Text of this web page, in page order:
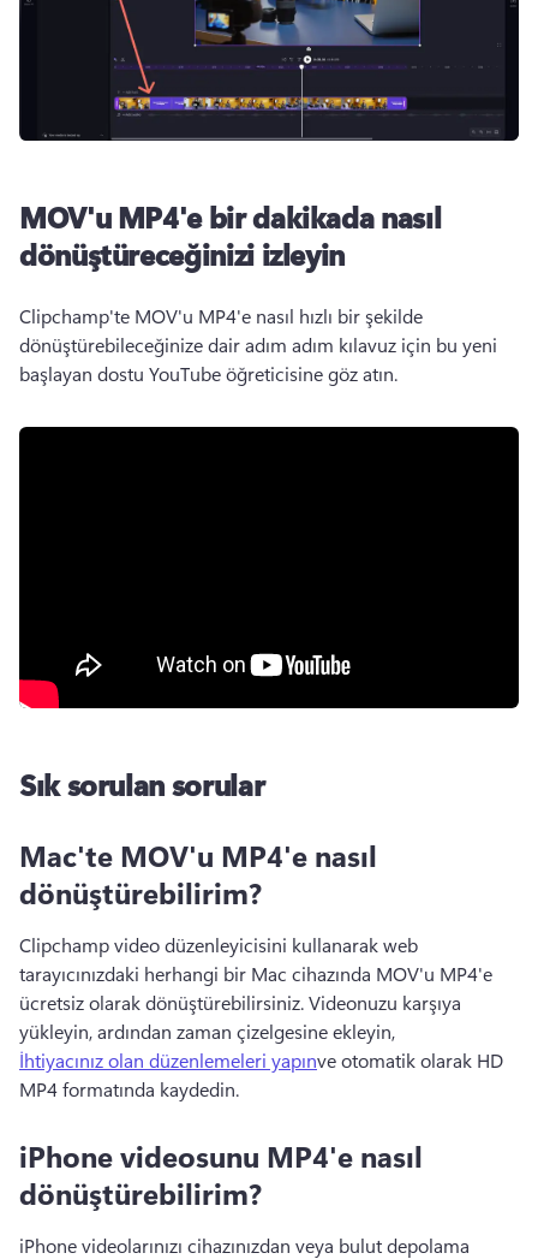
MOV'u MP4'e bir dakikada nasıl
dönüştüreceğinizi izleyin
Clipchamp'te MOV'u MP4'e nasıl hızlı bir şekilde
dönüştürebileceğinize dair adım adım kılavuz için bu yeni
başlayan dostu YouTube öğreticisine göz atın.
Sık sorulan sorular
Mac'te MOV'u MP4'e nasıl
dönüştürebilirim?
Clipchamp video düzenleyicisini kullanarak web
tarayıcınızdaki herhangi bir Mac cihazında MOV'u MP4'e
ücretsiz olarak dönüştürebilirsiniz. Videonuzu karşıya
yükleyin, ardından zaman çizelgesine ekleyin,
İhtiyacınız olan düzenlemeleri yapınve otomatik olarak HD
MP4 formatında kaydedin.
iPhone videosunu MP4'e nasıl
dönüştürebilirim?
iPhone videolarınızı cihazınızdan veya bulut depolama